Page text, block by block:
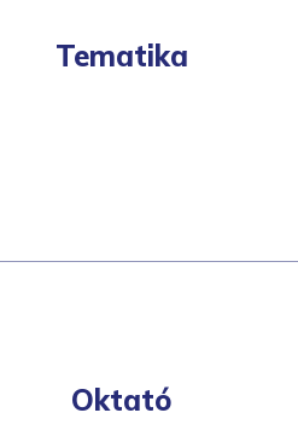
Tematika
Oktató